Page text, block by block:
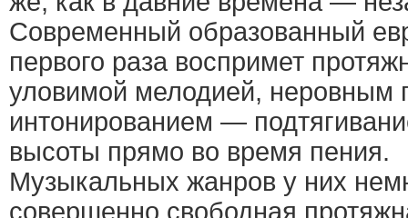
Современный образованный
первого раза воспримет
уловимой мелодией, неровным
интонированием —
высоты прямо во время пения.
Музыкальных жанров у них
совершенно свободная